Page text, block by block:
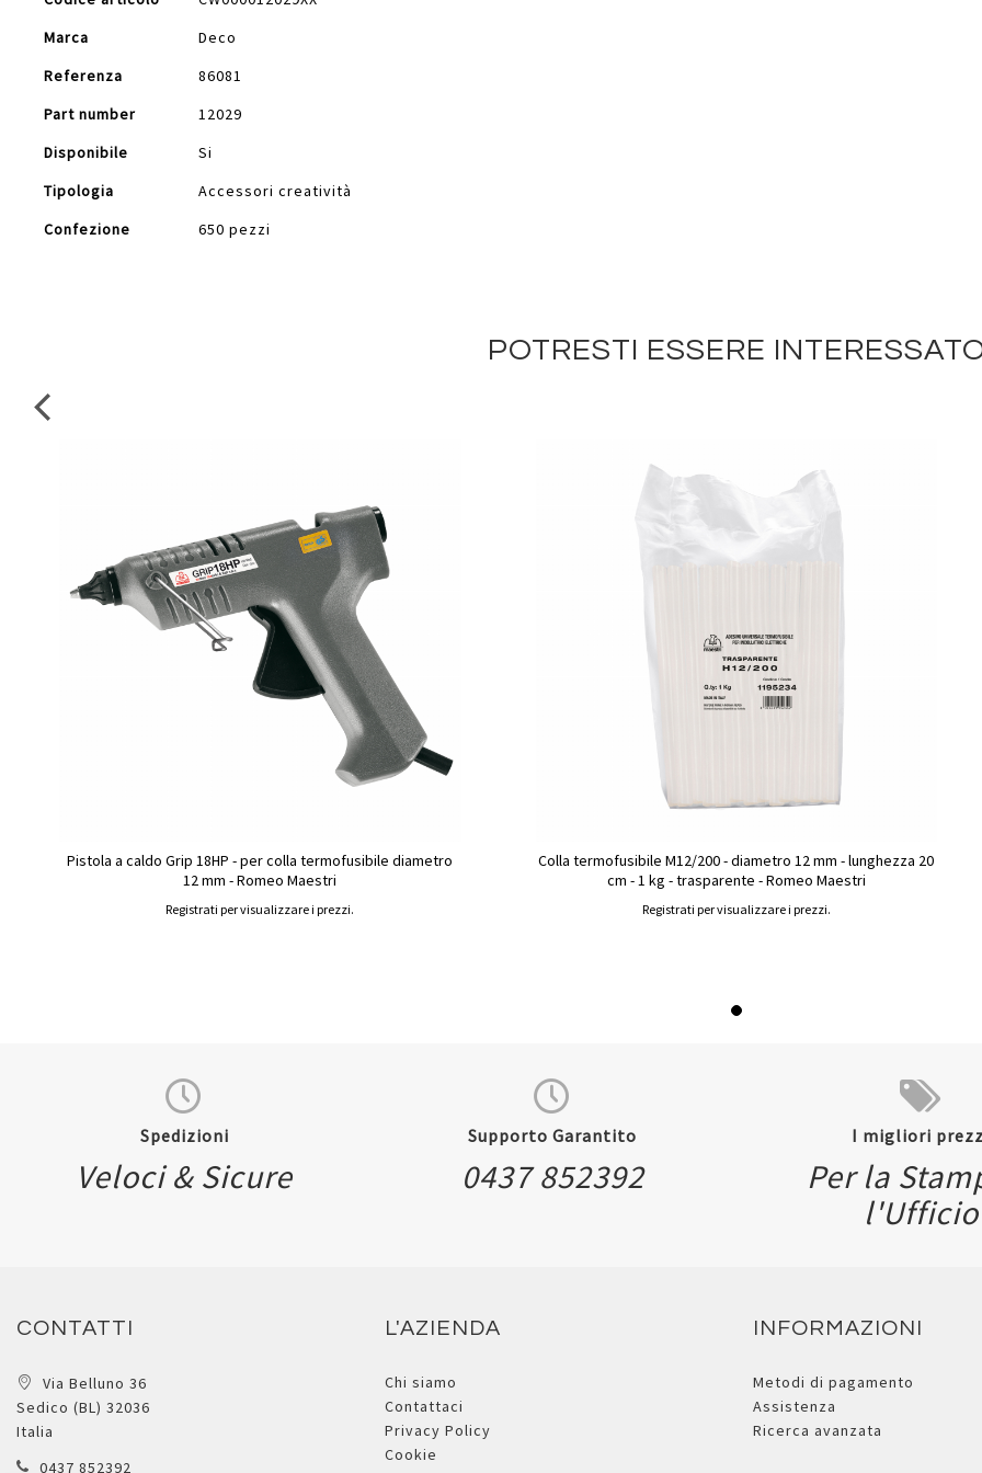
Marca
Deco
Referenza
86081
Part number
12029
Disponibile
Si
Tipologia
Accessori creatività
Confezione
650 pezzi
POTRESTI ESSERE
Pistola a caldo Grip 18HP - per colla termofusibile diametro
12 mm - Romeo Maestri
Registrati per visualizzare i prezzi.
Colla termofusibile M12/200 - diametro 12 mm - lunghezza 20
cm - 1 kg - trasparente - Romeo Maestri
Registrati per visualizzare i prezzi.
Spedizioni
Veloci & Sicure
Supporto Garantito
0437 852392
I migliori
Per la
l'Ufficio
CONTATTI
Via Belluno 36
Sedico (BL) 32036
Italia
0437 852392
L'AZIENDA
Chi siamo
Contattaci
Privacy Policy
Cookie
INFORMAZIONI
Metodi di pagamento
Assistenza
Ricerca avanzata